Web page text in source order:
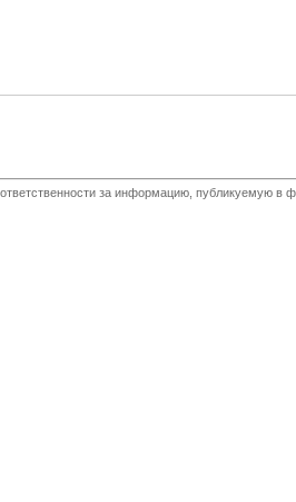
за информацию, публикуемую